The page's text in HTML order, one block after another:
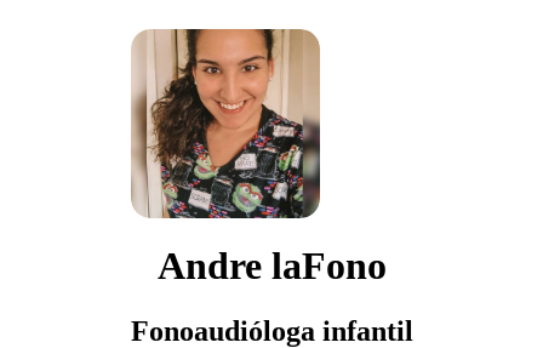
Andre laFono
Fonoaudióloga infantil